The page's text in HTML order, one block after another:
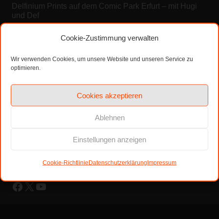
Cookie-Zustimmung verwalten
Wir verwenden Cookies, um unsere Website und unseren Service zu
optimieren.
Cookies akzeptieren
Ablehnen
Einstellungen anzeigen
Cookie-RichtlinieDatenschutzerklärungImpressum
Delfinium Prints auf dem Comic Park Erfurt – mit Hugi
und Def
15. Mai 2025
unsere Neuerscheinungen zur Leipziger Buchmesse
2025
26. März 2025
Kontakt
Facebook
X YouTube